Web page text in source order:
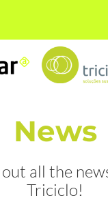
News
all the
Triciclo!